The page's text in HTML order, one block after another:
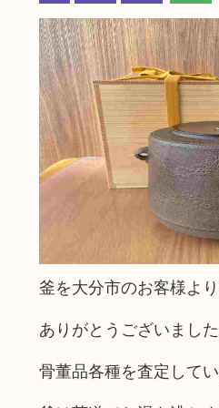
釜を大分市のお客様よ
ありがとうございました
骨董品各種を査定してい